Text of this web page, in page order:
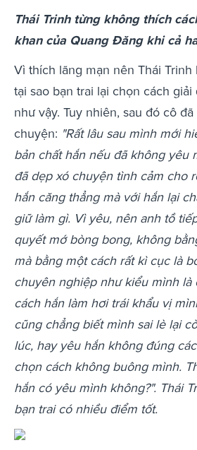
Thái Trinh từng không thích
khan của Quang Đăng khi cả
Vì thích lãng mạn nên Thái
tại sao bạn trai lại chọn cách
như vậy. Tuy nhiên, sau đó cô
chuyện: "Rất lâu sau mình mới
bản chất hắn nếu đã không yêu
đã dẹp xó chuyện tình cảm cho
hắn căng thẳng mà với hắn lại
giữ làm gì. Vì yêu, nên anh tồ
quyết mớ bòng bong, không
mà bằng một cách rất kì cục là
chuyên nghiệp như kiểu mình là
cách hắn làm hơi trái khẩu vị
cũng chẳng biết mình sai lè lại
lúc, hay yêu hắn không đúng
chọn cách không buông mình.
hắn có yêu mình không?". Thái
bạn trai có nhiều điểm tốt.